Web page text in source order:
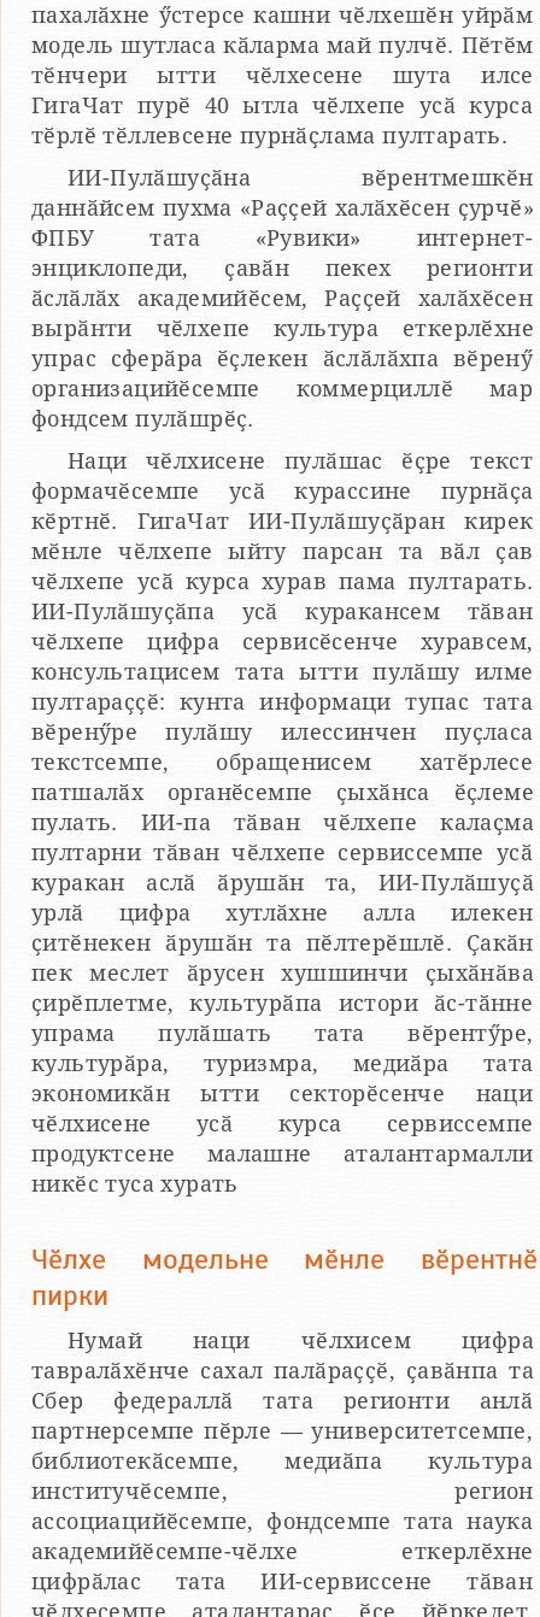
пахалӑхне ӳстерсе кашни чӗлхешӗн уйрӑм
модель шутласа кӑларма май пулчӗ. Пӗтӗм
тӗнчери ытти чӗлхесене шута илсе
ГигаЧат пурӗ 40 ытла чӗлхепе усӑ курса
тӗрлӗ тӗллевсене пурнӑҫлама пултарать.
ИИ-Пулӑшуҫӑна вӗрентмешкӗн
даннӑйсем пухма «Раҫҫей халӑхӗсен ҫурчӗ»
ФПБУ тата «Рувики» интернет-
энциклопеди, ҫавӑн пекех регионти
ӑслӑлӑх академийӗсем, Раҫҫей халӑхӗсен
вырӑнти чӗлхепе культура еткерлӗхне
упрас сферӑра ӗҫлекен ӑслӑлӑхпа вӗренӳ
организацийӗсемпе коммерциллӗ мар
фондсем пулӑшрӗҫ.
Наци чӗлхисене пулӑшас ӗҫре текст
формачӗсемпе усӑ курассине пурнӑҫа
кӗртнӗ. ГигаЧат ИИ-Пулӑшуҫӑран кирек
мӗнле чӗлхепе ыйту парсан та вӑл ҫав
чӗлхепе усӑ курса хурав пама пултарать.
ИИ-Пулӑшуҫӑпа усӑ куракансем тӑван
чӗлхепе цифра сервисӗсенче хуравсем,
консультацисем тата ытти пулӑшу илме
пултараҫҫӗ: кунта информаци тупас тата
вӗренӳре пулӑшу илессинчен пуҫласа
текстсемпе, обращенисем хатӗрлесе
патшалӑх органӗсемпе ҫыхӑнса ӗҫлеме
пулать. ИИ-па тӑван чӗлхепе калаҫма
пултарни тӑван чӗлхепе сервиссемпе усӑ
куракан аслӑ ӑрушӑн та, ИИ-Пулӑшуҫӑ
урлӑ цифра хутлӑхне алла илекен
ҫитӗнекен ӑрушӑн та пӗлтерӗшлӗ. Ҫакӑн
пек меслет ӑрусен хушшинчи ҫыхӑнӑва
ҫирӗплетме, культурӑпа истори ӑс-тӑнне
упрама пулӑшать тата вӗрентӳре,
культурӑра, туризмра, медиӑра тата
экономикӑн ытти секторӗсенче наци
чӗлхисене усӑ курса сервиссемпе
продуктсене малашне аталантармалли
никӗс туса хурать
Чӗлхе модельне мӗнле вӗрентнӗ
пирки
Нумай наци чӗлхисем цифра
тавралӑхӗнче сахал палӑраҫҫӗ, ҫавӑнпа та
Сбер федераллӑ тата регионти анлӑ
партнерсемпе пӗрле — университетсемпе,
библиотекӑсемпе, медиӑпа культура
институчӗсемпе, регион
ассоциацийӗсемпе, фондсемпе тата наука
академийӗсемпе-чӗлхе еткерлӗхне
цифрӑлас тата ИИ-сервиссене тӑван
чӗлхесемпе аталантарас ӗҫе йӗркелет.